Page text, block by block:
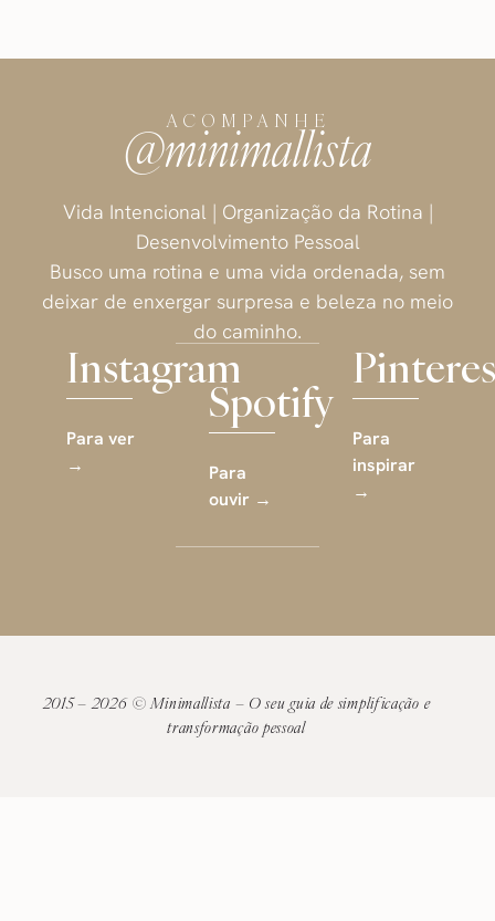
ACOMPANHE
@minimallista
Vida Intencional | Organização da Rotina |
Desenvolvimento Pessoal
Busco uma rotina e uma vida ordenada, sem
deixar de enxergar surpresa e beleza no meio
do caminho.
Instagram
Para ver
→
Spotify
Para
ouvir →
Para
inspirar
→
2015 – 2026 © Minimallista – O seu guia de simplificação e
transformação pessoal